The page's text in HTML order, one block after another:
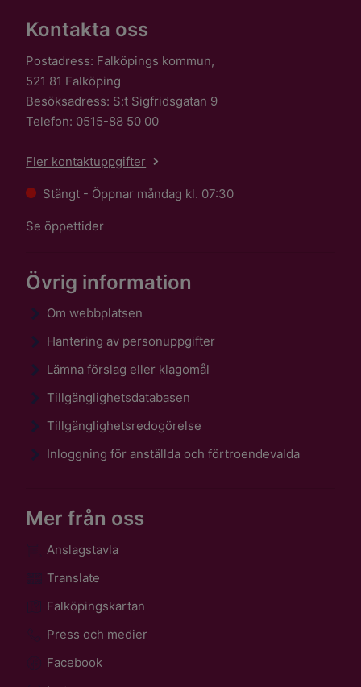
Kontakta oss
Postadress: Falköpings kommun,
521 81 Falköping
Besöksadress: S:t Sigfridsgatan 9
Telefon: 0515-88 50 00
Fler kontaktuppgifter
Stängt - Öppnar måndag kl. 07:30
Se öppettider
Övrig information
Om webbplatsen
Hantering av personuppgifter
Lämna förslag eller klagomål
Tillgänglighetsdatabasen
Tillgänglighetsredogörelse
Inloggning för anställda och förtroendevalda
Mer från oss
Anslagstavla
Translate
Falköpingskartan
Press och medier
Facebook